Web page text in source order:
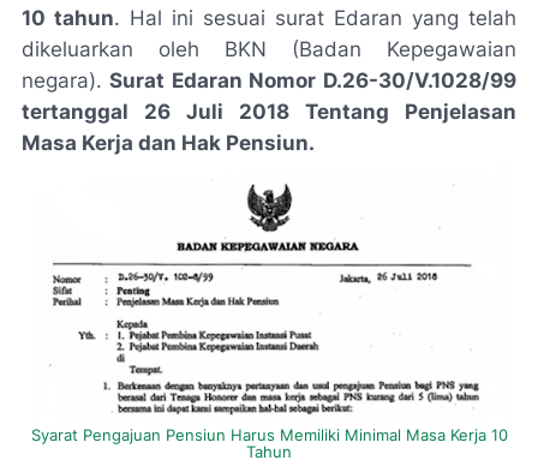
10 tahun. Hal ini sesuai surat Edaran yang telah
dikeluarkan oleh BKN (Badan Kepegawaian
negara). Surat Edaran Nomor D.26-30/V.1028/99
tertanggal 26 Juli 2018 Tentang Penjelasan
Masa Kerja dan Hak Pensiun.
Syarat Pengajuan Pensiun Harus Memiliki Minimal Masa Kerja 10
Tahun